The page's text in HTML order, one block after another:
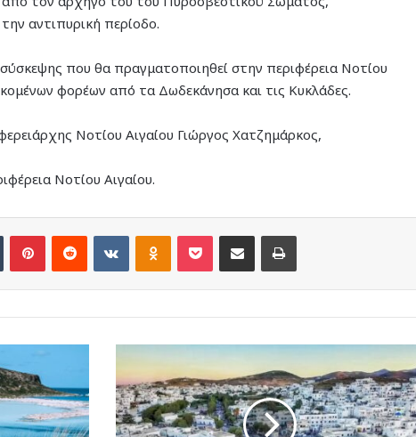
αντιπυρική περίοδο.
που θα πραγματοποιηθεί στην περιφέρεια Νοτίου
φορέων από τα Δωδεκάνησα και τις Κυκλάδες.
Νοτίου Αιγαίου Γιώργος Χατζημάρκος,
Νοτίου Αιγαίου.
Tumblr PinterestReddit VKontakteOdnoklassniki
Pocket Share via Email Print
Χωροταξικό
Τουρισμού:
«Κόφτης»
για
Airbnb,